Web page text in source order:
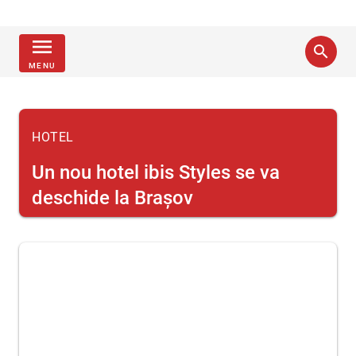
menu
MENU
search
HOTEL
Un nou hotel ibis Styles se va
deschide la Brașov